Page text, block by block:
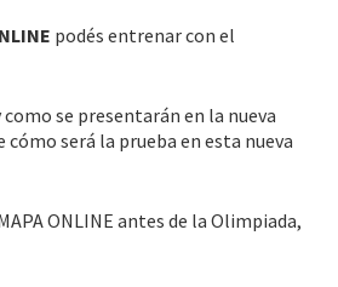
podés entrenar con el
se presentarán en la nueva
será la prueba en esta nueva
ONLINE antes de la Olimpiada,